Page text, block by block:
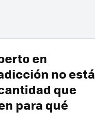
en
no está
que
para qué